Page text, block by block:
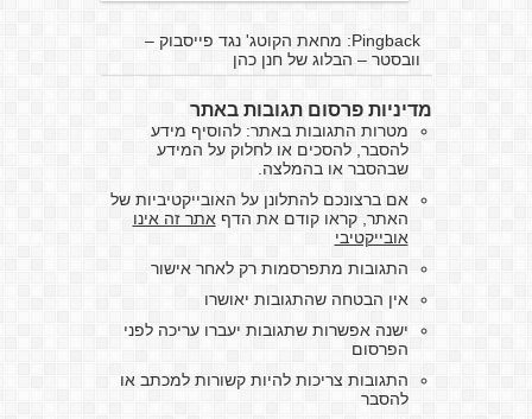
Pingback:
מחאת הקוטג' נגד פייסבוק –
וובסטר – הבלוג של חנן כהן
מדיניות פרסום תגובות באתר
מטרות התגובות באתר: להוסיף מידע
להסבר, להסכים או לחלוק על המידע
שבהסבר או בהמלצה.
אם ברצונכם להתלונן על האובייקטיביות של
האתר, קראו קודם את הדףאתר זה אינו
אובייקטיבי
התגובות מתפרסמות רק לאחר אישור
אין הבטחה שהתגובות יאושרו
ישנה אפשרות שתגובות יעברו עריכה לפני
הפרסום
התגובות צריכות להיות קשורות למכתב או
להסבר